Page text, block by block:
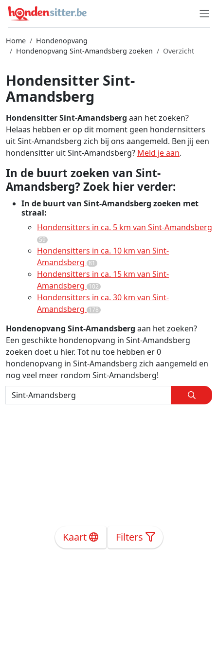
Home
Hondenopvang
Hondenopvang Sint-Amandsberg zoeken
Overzicht
Hondensitter Sint-
Amandsberg
Hondensitter Sint-Amandsberg aan het zoeken?
Helaas hebben er op dit moment geen hondernsitters
uit Sint-Amandsberg zich bij ons aangemeld. Ben jij een
hondensitter uit Sint-Amandsberg? Meld je aan.
In de buurt zoeken van Sint-
Amandsberg? Zoek hier verder:
In de buurt van Sint-Amandsberg zoeken met
straal:
Hondensitters in ca. 5 km van Sint-Amandsberg
59
Hondensitters in ca. 10 km van Sint-
Amandsberg 81
Hondensitters in ca. 15 km van Sint-
Amandsberg 102
Hondensitters in ca. 30 km van Sint-
Amandsberg 178
Hondenopvang Sint-Amandsberg aan het zoeken?
Een geschikte hondenopvang in Sint-Amandsberg
zoeken doet u hier. Tot nu toe hebben er 0
hondenopvang in Sint-Amandsberg zich aangemeld en
nog veel meer rondom Sint-Amandsberg!
Kaart Filters